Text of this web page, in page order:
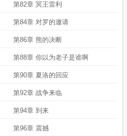
第82章 冥王雷利
第84章 对罗的邀请
第86章 熊的决断
第88章 你以为老子是谁啊
第90章 夏洛的回应
第92章 战争来临
第94章 到来
第96章 震撼